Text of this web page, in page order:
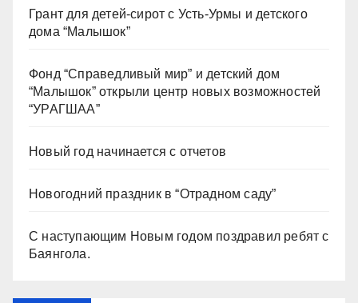
Грант для детей-сирот с Усть-Урмы и детского
дома “Малышок”
Фонд “Справедливый мир” и детский дом
“Малышок” открыли центр новых возможностей
“УРАГШАА”
Новый год начинается с отчетов
Новогодний праздник в “Отрадном саду”
С наступающим Новым годом поздравил ребят с
Баянгола.